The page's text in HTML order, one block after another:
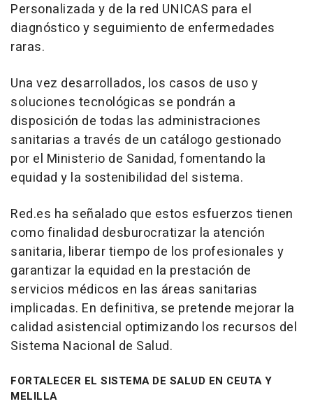
Personalizada y de la red UNICAS para el
diagnóstico y seguimiento de enfermedades
raras.
Una vez desarrollados, los casos de uso y
soluciones tecnológicas se pondrán a
disposición de todas las administraciones
sanitarias a través de un catálogo gestionado
por el Ministerio de Sanidad, fomentando la
equidad y la sostenibilidad del sistema.
Red.es ha señalado que estos esfuerzos tienen
como finalidad desburocratizar la atención
sanitaria, liberar tiempo de los profesionales y
garantizar la equidad en la prestación de
servicios médicos en las áreas sanitarias
implicadas. En definitiva, se pretende mejorar la
calidad asistencial optimizando los recursos del
Sistema Nacional de Salud.
FORTALECER EL SISTEMA DE SALUD EN CEUTA Y
MELILLA